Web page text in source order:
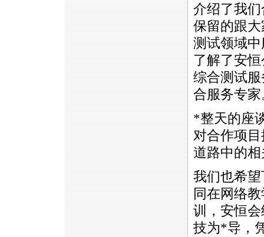
介绍了我
保留的跟
测试领域
了解了安
综合测试
合服务专家
*整天的座
对合作项
道路中的
我们也希望
同在网络
训，安恒
技为*导，